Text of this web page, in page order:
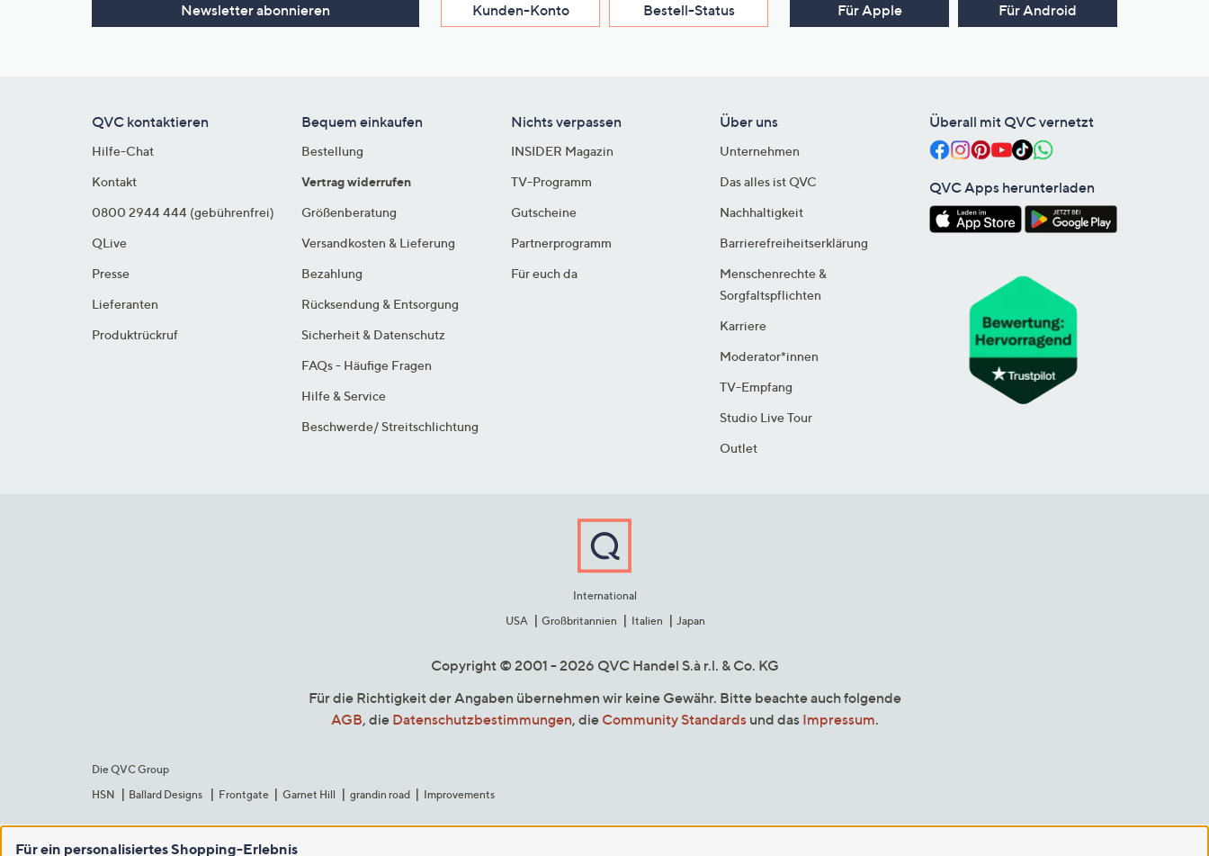
Newsletter abonnieren Kunden-Konto Bestell-Status Für Apple Für Android
QVC kontaktieren
Hilfe-Chat
Kontakt
0800 2944 444 (gebührenfrei)
QLive
Presse
Lieferanten
Produktrückruf
Bequem einkaufen
Bestellung
Vertrag widerrufen
Größenberatung
Versandkosten & Lieferung
Bezahlung
Rücksendung & Entsorgung
Sicherheit & Datenschutz
FAQs - Häufige Fragen
Hilfe & Service
Beschwerde/ Streitschlichtung
Nichts verpassen
INSIDER Magazin
TV-Programm
Gutscheine
Partnerprogramm
Für euch da
Über uns
Unternehmen
Das alles ist QVC
Nachhaltigkeit
Barrierefreiheitserklärung
Menschenrechte &
Sorgfaltspflichten
Karriere
Moderator*innen
TV-Empfang
Studio Live Tour
Outlet
Überall mit QVC vernetzt
QVC Apps herunterladen
International
USA
Großbritannien Italien Japan
Copyright © 2001 - 2026 QVC Handel S.à r.l. & Co. KG
Für die Richtigkeit der Angaben übernehmen wir keine Gewähr. Bitte beachte auch folgende
AGB, die Datenschutzbestimmungen, die Community Standardsund das Impressum.
Die QVC Group
HSN
Ballard Designs Frontgate Garnet Hill grandin road Improvements
Für ein personalisiertes Shopping-Erlebnis